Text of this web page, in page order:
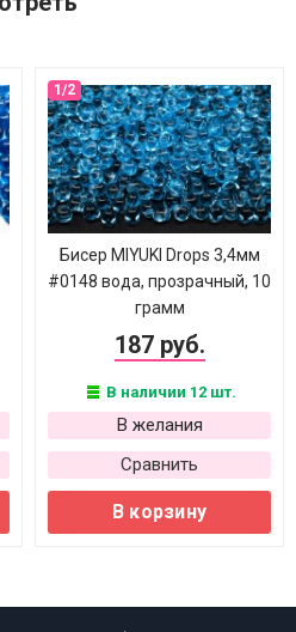
Бисер MIYUKI Drops 3,4мм
#0148 вода, прозрачный, 10
грамм
187 руб.
В наличии 12 шт.
В желания
Сравнить
В корзину